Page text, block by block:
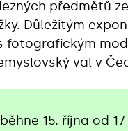
předmětů
Důležitým
fotografickým
val v
15. října od